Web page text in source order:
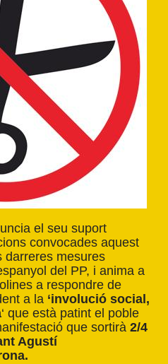
el seu suport
convocades aquest
darreres mesures
del PP, i anima a
a respondre de
a la ‘involució social,
‘ que està patint el poble
que sortirà 2/4
Agustí